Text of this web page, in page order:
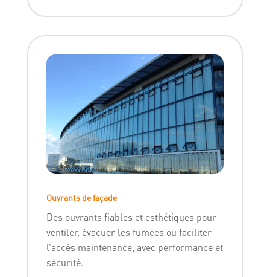
Ouvrants de façade
Des ouvrants fiables et esthétiques pour
ventiler, évacuer les fumées ou faciliter
l’accès maintenance, avec performance et
sécurité.